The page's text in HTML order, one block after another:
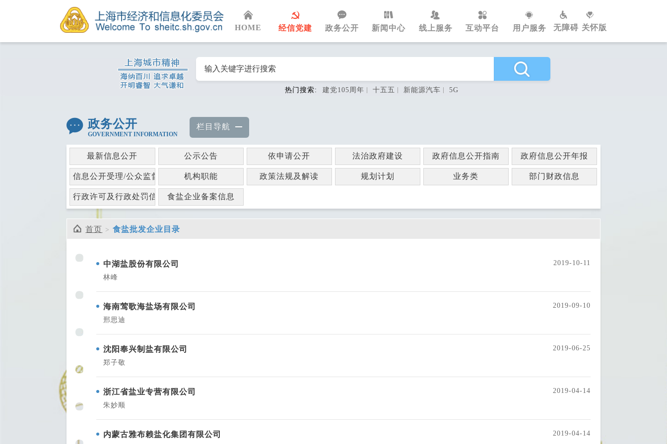
HOME 经信党建 政务公开 新闻中心 线上服务 互动平台 用户服务 无障碍 关怀版
热门搜索: 建党105周年 十五五 新能源汽车 5G
政务公开
GOVERNMENT INFORMATION
栏目导航
最新信息公开 公示公告 依申请公开 法治政府建设 政府信息公开指南 政府信息公开年报
信息公开受理/公众监督 机构职能 政策法规及解读 规划计划 业务类 部门财政信息
行政许可及行政处罚信息 食盐企业备案信息
首页 食盐批发企业目录
中湖盐股份有限公司
林峰
2019-10-11
海南莺歌海盐场有限公司
邢思迪
2019-09-10
沈阳奉兴制盐有限公司
郑子敬
2019-06-25
浙江省盐业专营有限公司
朱妙顺
2019-04-14
内蒙古雅布赖盐化集团有限公司 2019-04-14